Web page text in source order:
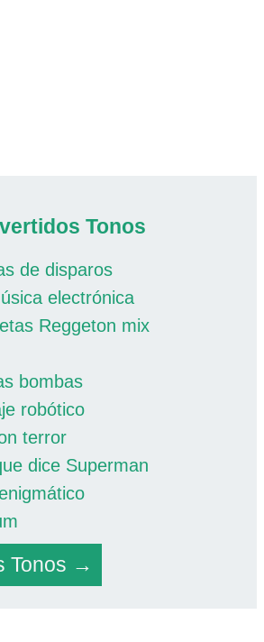
Tonos
de disparos
electrónica
Reggeton mix
bombas
robótico
terror
dice Superman
Tonos →